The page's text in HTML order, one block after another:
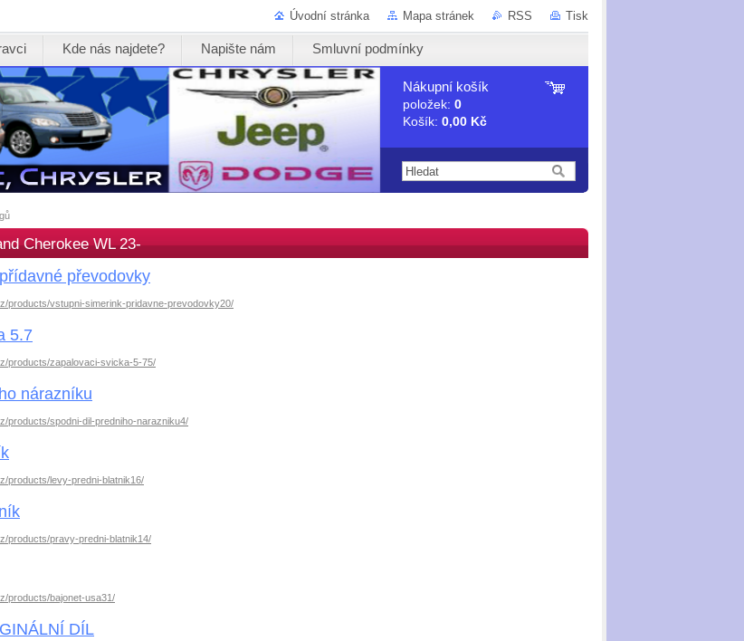
Úvodní stránka Mapa stránek RSS Tisk
Kde nás najdete? Napište nám Smluvní podmínky
Nákupní košík
položek: 0
Košík: 0,00 Kč
Cherokee WL 23-
převodovky
products/vstupni-simerink-pridavne-prevodovky20/
5.7
products/zapalovaci-svicka-5-75/
nárazníku
products/spodni-dil-predniho-narazniku4/
products/levy-predni-blatnik16/
products/pravy-predni-blatnik14/
products/bajonet-usa31/
DÍL